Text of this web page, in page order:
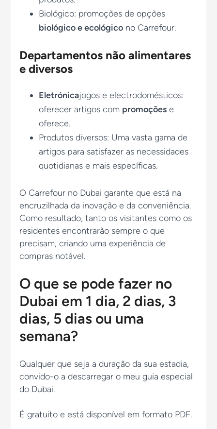
Biológico: promoções de opções
biológico e ecológico no Carrefour.
Departamentos não alimentares
e diversos
Eletrónicajogos e electrodomésticos:
oferecer artigos com promoções e
oferece.
Produtos diversos: Uma vasta gama de
artigos para satisfazer as necessidades
quotidianas e mais específicas.
O Carrefour no Dubai garante que está na
encruzilhada da inovação e da conveniência.
Como resultado, tanto os visitantes como os
residentes encontrarão sempre o que
precisam, criando uma experiência de
compras notável.
O que se pode fazer no
Dubai em 1 dia, 2 dias, 3
dias, 5 dias ou uma
semana?
Qualquer que seja a duração da sua estadia,
convido-o a descarregar o meu guia especial
do Dubai.
É gratuito e está disponível em formato PDF.